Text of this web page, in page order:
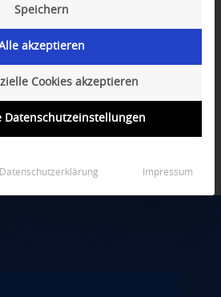
Speichern
akzeptieren
Cookies akzeptieren
Datenschutzeinstellungen
Datenschutzerklärung Impressum